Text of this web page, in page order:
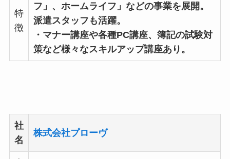
特
徴
フ」、ホームライフ」などの事業を展開。
派遣スタッフも活躍。
・マナー講座や各種PC講座、簿記の試験対
策など様々なスキルアップ講座あり。
社
名
株式会社プローヴ